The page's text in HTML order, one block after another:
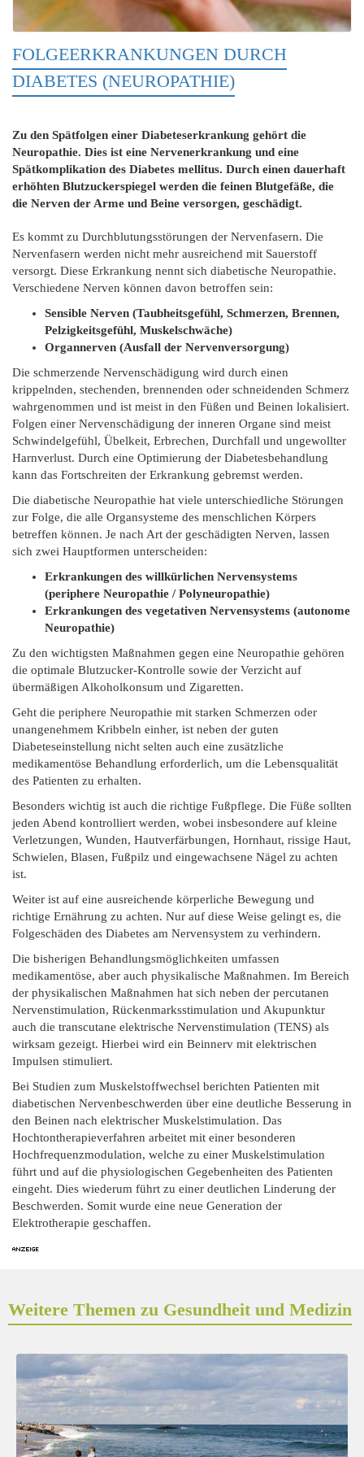
FOLGEERKRANKUNGEN DURCH
DIABETES (NEUROPATHIE)
Zu den Spätfolgen einer Diabeteserkrankung gehört die
Neuropathie. Dies ist eine Nervenerkrankung und eine
Spätkomplikation des Diabetes mellitus. Durch einen dauerhaft
erhöhten Blutzuckerspiegel werden die feinen Blutgefäße, die
die Nerven der Arme und Beine versorgen, geschädigt.
Es kommt zu Durchblutungsstörungen der Nervenfasern. Die
Nervenfasern werden nicht mehr ausreichend mit Sauerstoff
versorgt. Diese Erkrankung nennt sich diabetische Neuropathie.
Verschiedene Nerven können davon betroffen sein:
Sensible Nerven (Taubheitsgefühl, Schmerzen, Brennen,
Pelzigkeitsgefühl, Muskelschwäche)
Organnerven (Ausfall der Nervenversorgung)
Die schmerzende Nervenschädigung wird durch einen
krippelnden, stechenden, brennenden oder schneidenden Schmerz
wahrgenommen und ist meist in den Füßen und Beinen lokalisiert.
Folgen einer Nervenschädigung der inneren Organe sind meist
Schwindelgefühl, Übelkeit, Erbrechen, Durchfall und ungewollter
Harnverlust. Durch eine Optimierung der Diabetesbehandlung
kann das Fortschreiten der Erkrankung gebremst werden.
Die diabetische Neuropathie hat viele unterschiedliche Störungen
zur Folge, die alle Organsysteme des menschlichen Körpers
betreffen können. Je nach Art der geschädigten Nerven, lassen
sich zwei Hauptformen unterscheiden:
Erkrankungen des willkürlichen Nervensystems
(periphere Neuropathie / Polyneuropathie)
Erkrankungen des vegetativen Nervensystems (autonome
Neuropathie)
Zu den wichtigsten Maßnahmen gegen eine Neuropathie gehören
die optimale Blutzucker-Kontrolle sowie der Verzicht auf
übermäßigen Alkoholkonsum und Zigaretten.
Geht die periphere Neuropathie mit starken Schmerzen oder
unangenehmem Kribbeln einher, ist neben der guten
Diabeteseinstellung nicht selten auch eine zusätzliche
medikamentöse Behandlung erforderlich, um die Lebensqualität
des Patienten zu erhalten.
Besonders wichtig ist auch die richtige Fußpflege. Die Füße sollten
jeden Abend kontrolliert werden, wobei insbesondere auf kleine
Verletzungen, Wunden, Hautverfärbungen, Hornhaut, rissige Haut,
Schwielen, Blasen, Fußpilz und eingewachsene Nägel zu achten
ist.
Weiter ist auf eine ausreichende körperliche Bewegung und
richtige Ernährung zu achten. Nur auf diese Weise gelingt es, die
Folgeschäden des Diabetes am Nervensystem zu verhindern.
Die bisherigen Behandlungsmöglichkeiten umfassen
medikamentöse, aber auch physikalische Maßnahmen. Im Bereich
der physikalischen Maßnahmen hat sich neben der percutanen
Nervenstimulation, Rückenmarksstimulation und Akupunktur
auch die transcutane elektrische Nervenstimulation (TENS) als
wirksam gezeigt. Hierbei wird ein Beinnerv mit elektrischen
Impulsen stimuliert.
Bei Studien zum Muskelstoffwechsel berichten Patienten mit
diabetischen Nervenbeschwerden über eine deutliche Besserung in
den Beinen nach elektrischer Muskelstimulation. Das
Hochtontherapieverfahren arbeitet mit einer besonderen
Hochfrequenzmodulation, welche zu einer Muskelstimulation
führt und auf die physiologischen Gegebenheiten des Patienten
eingeht. Dies wiederum führt zu einer deutlichen Linderung der
Beschwerden. Somit wurde eine neue Generation der
Elektrotherapie geschaffen.
Weitere Themen zu Gesundheit und Medizin